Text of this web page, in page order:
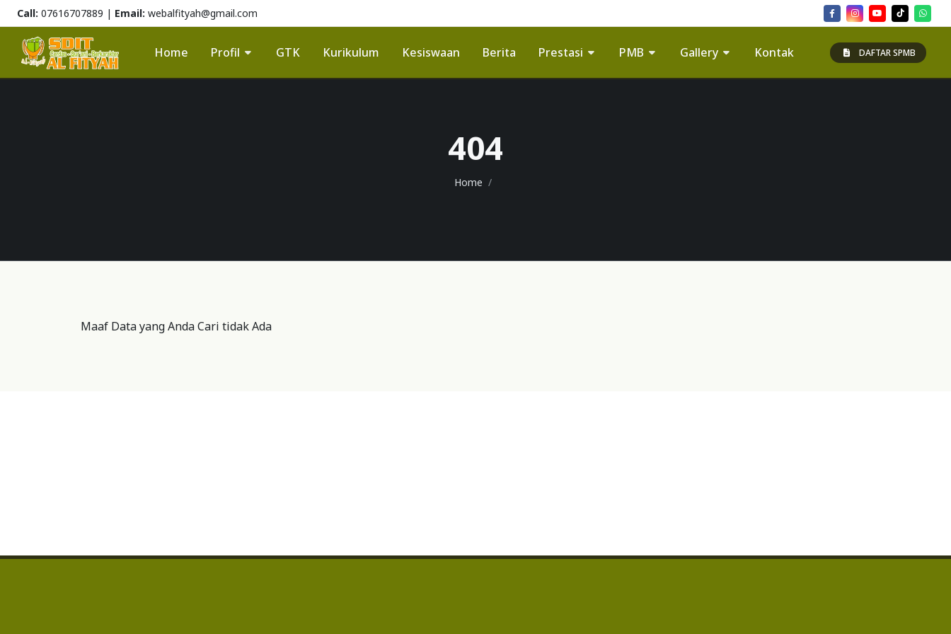
Call: 07616707889 | Email: webalfityah@gmail.com
DAFTAR SPMB
Home Profil GTK Kurikulum Kesiswaan Berita Prestasi PMB Gallery Kontak
404
Home
Maaf Data yang Anda Cari tidak Ada